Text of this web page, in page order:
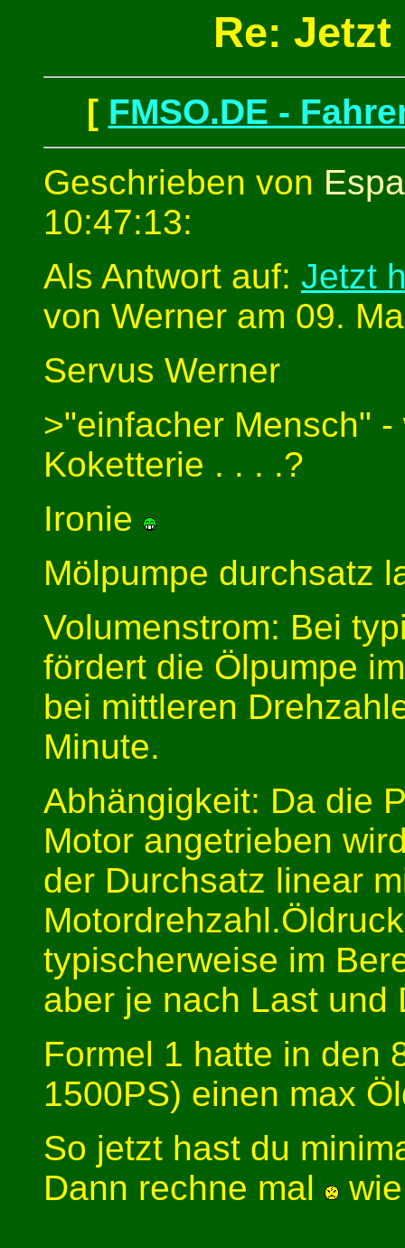
Re:
[ FMSO.DE -
Geschrieben von
10:47:13:
Als Antwort auf: Jetzt
von Werner am 09.
Servus Werner
>"einfacher Mensch"
Koketterie . . . .?
Ironie
Mölpumpe durchsatz
Volumenstrom: Bei
fördert die Ölpumpe
bei mittleren
Minute.
Abhängigkeit: Da die
Motor angetrieben
der Durchsatz linear
typischerweise im
aber je nach Last und
Formel 1 hatte in den
1500PS) einen max
So jetzt hast du
Dann rechne mal